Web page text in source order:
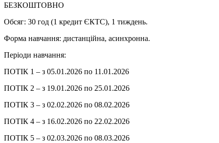
БЕЗКОШТОВНО
Обсяг: 30 год (1 кредит ЄКТС), 1 тиждень.
Форма навчання: дистанційна, асинхронна.
Періоди навчання:
ПОТІК 1 – з 05.01.2026 по 11.01.2026
ПОТІК 2 – з 19.01.2026 по 25.01.2026
ПОТІК 3 – з 02.02.2026 по 08.02.2026
ПОТІК 4 – з 16.02.2026 по 22.02.2026
ПОТІК 5 – з 02.03.2026 по 08.03.2026